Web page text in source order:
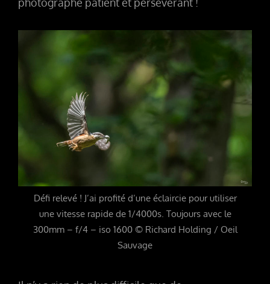
Défi relevé ! J’ai profité d’une éclaircie pour utiliser
une vitesse rapide de 1/4000s. Toujours avec le
300mm – f/4 – iso 1600 © Richard Holding / Oeil
Sauvage